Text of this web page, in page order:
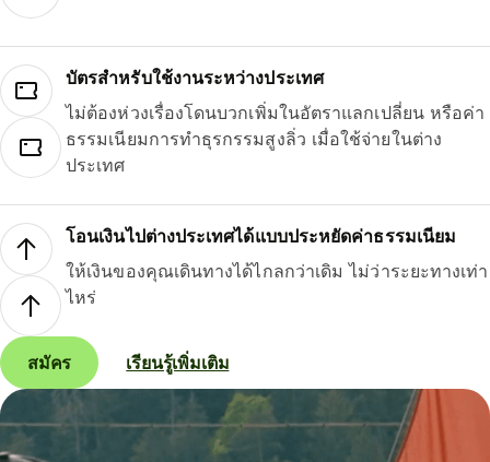
บัตรสำหรับใช้งานระหว่างประเทศ
ไม่ต้องห่วงเรื่องโดนบวกเพิ่มในอัตราแลกเปลี่ยน หรือค่า
ธรรมเนียมการทำธุรกรรมสูงลิ่ว เมื่อใช้จ่ายในต่าง
ประเทศ
โอนเงินไปต่างประเทศได้แบบประหยัดค่าธรรมเนียม
ให้เงินของคุณเดินทางได้ไกลกว่าเดิม ไม่ว่าระยะทางเท่า
ไหร่
สมัคร เรียนรู้เพิ่มเติม